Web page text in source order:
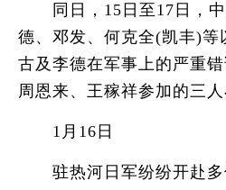
同日，15日至17日，中
德、邓发、何克全(凯丰)
古及李德在军事上的严重
周恩来、王稼祥参加的三
1月16日
驻热河日军纷纷开赴多